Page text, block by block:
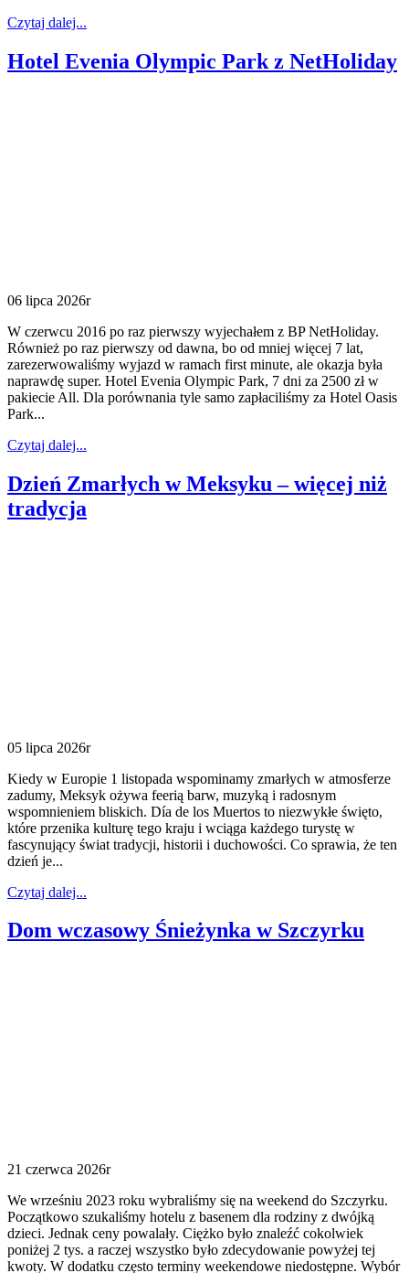
Czytaj dalej...
Hotel Evenia Olympic Park z NetHoliday
06 lipca 2026r
W czerwcu 2016 po raz pierwszy wyjechałem z BP NetHoliday.
Również po raz pierwszy od dawna, bo od mniej więcej 7 lat,
zarezerwowaliśmy wyjazd w ramach first minute, ale okazja była
naprawdę super. Hotel Evenia Olympic Park, 7 dni za 2500 zł w
pakiecie All. Dla porównania tyle samo zapłaciliśmy za Hotel Oasis
Park...
Czytaj dalej...
Dzień Zmarłych w Meksyku – więcej niż
tradycja
05 lipca 2026r
Kiedy w Europie 1 listopada wspominamy zmarłych w atmosferze
zadumy, Meksyk ożywa feerią barw, muzyką i radosnym
wspomnieniem bliskich. Día de los Muertos to niezwykłe święto,
które przenika kulturę tego kraju i wciąga każdego turystę w
fascynujący świat tradycji, historii i duchowości. Co sprawia, że ten
dzień je...
Czytaj dalej...
Dom wczasowy Śnieżynka w Szczyrku
21 czerwca 2026r
We wrześniu 2023 roku wybraliśmy się na weekend do Szczyrku.
Początkowo szukaliśmy hotelu z basenem dla rodziny z dwójką
dzieci. Jednak ceny powalały. Ciężko było znaleźć cokolwiek
poniżej 2 tys. a raczej wszystko było zdecydowanie powyżej tej
kwoty. W dodatku często terminy weekendowe niedostępne. Wybór